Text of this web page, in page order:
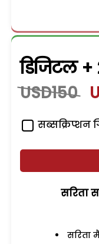
डिजिटल +
USD150
सब्सक्रिप्शन
सरिता
सरिता